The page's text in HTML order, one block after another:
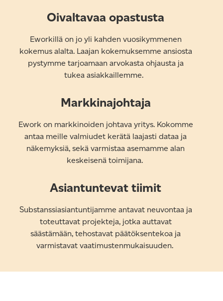
Oivaltavaa opastusta
Eworkillä on jo yli kahden vuosikymmenen
kokemus alalta. Laajan kokemuksemme ansiosta
pystymme tarjoamaan arvokasta ohjausta ja
tukea asiakkaillemme.
Markkinajohtaja
Ework on markkinoiden johtava yritys. Kokomme
antaa meille valmiudet kerätä laajasti dataa ja
näkemyksiä, sekä varmistaa asemamme alan
keskeisenä toimijana.
Asiantuntevat tiimit
Substanssiasiantuntijamme antavat neuvontaa ja
toteuttavat projekteja, jotka auttavat
säästämään, tehostavat päätöksentekoa ja
varmistavat vaatimustenmukaisuuden.